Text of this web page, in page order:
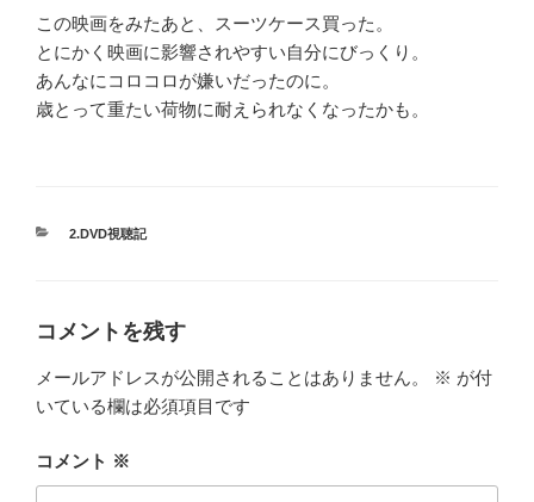
この映画をみたあと、スーツケース買った。
とにかく映画に影響されやすい自分にびっくり。
あんなにコロコロが嫌いだったのに。
歳とって重たい荷物に耐えられなくなったかも。
カ
2.DVD視聴記
コメントを残す
メールアドレスが公開されることはありません。 ※ が付
いている欄は必須項目です
コメント ※